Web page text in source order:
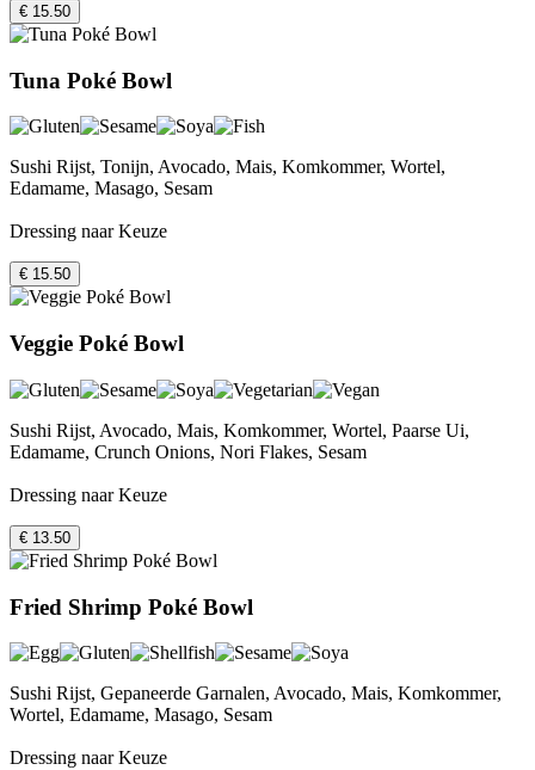
€ 15.50
Tuna Poké Bowl
Sushi Rijst, Tonijn, Avocado, Mais, Komkommer, Wortel,
Edamame, Masago, Sesam
Dressing naar Keuze
€ 15.50
Veggie Poké Bowl
Sushi Rijst, Avocado, Mais, Komkommer, Wortel, Paarse Ui,
Edamame, Crunch Onions, Nori Flakes, Sesam
Dressing naar Keuze
€ 13.50
Fried Shrimp Poké Bowl
Sushi Rijst, Gepaneerde Garnalen, Avocado, Mais, Komkommer,
Wortel, Edamame, Masago, Sesam
Dressing naar Keuze